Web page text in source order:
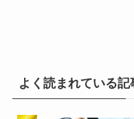
よく読まれている記